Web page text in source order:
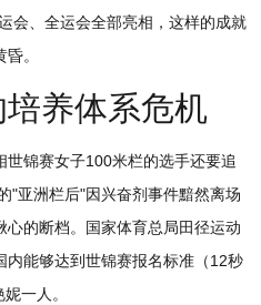
、全运会全部亮相，这样的成就
。
养体系危机
锦赛女子100米栏的选手还要追
"亚洲栏后"因兴奋剂事件黯然离场
的断档。国家体育总局田径运动
能够达到世锦赛报名标准（12秒
一人。